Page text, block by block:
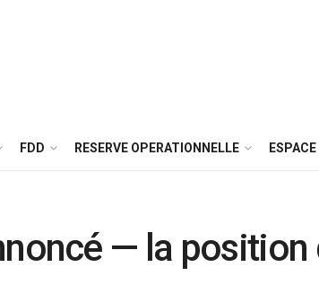
FDD RESERVE OPERATIONNELLE
— la position